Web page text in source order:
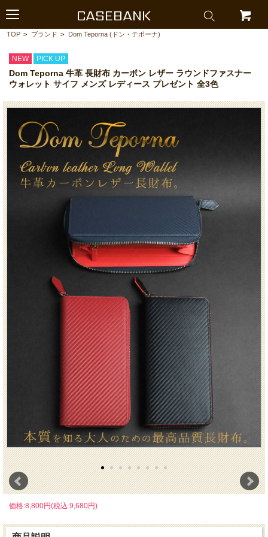
CASEBANK
TOP > ブランド > Dom Teporna (ドン・テポーナ)
NEW PICK UP
Dom Teporna 牛革 長財布 カーボン レザー ラウンドファスナー
ウォレット サイフ メンズ レディース プレゼント 全3色
価格:8,800円(税込 9,680円)